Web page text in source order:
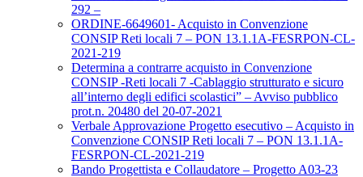
292 –
ORDINE-6649601- Acquisto in Convenzione
CONSIP Reti locali 7 – PON 13.1.1A-FESRPON-CL-
2021-219
Determina a contrarre acquisto in Convenzione
CONSIP -Reti locali 7 -Cablaggio strutturato e sicuro
all’interno degli edifici scolastici” – Avviso pubblico
prot.n. 20480 del 20-07-2021
Verbale Approvazione Progetto esecutivo – Acquisto in
Convenzione CONSIP Reti locali 7 – PON 13.1.1A-
FESRPON-CL-2021-219
Bando Progettista e Collaudatore – Progetto A03-23